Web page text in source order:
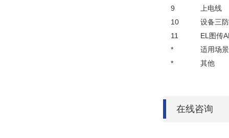
9
上电线
10
设备三
11
EL图传
*
适用场景
*
其他
在线咨询